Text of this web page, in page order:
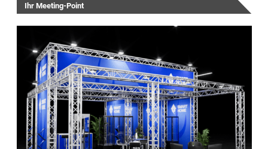
Ihr Meeting-Point